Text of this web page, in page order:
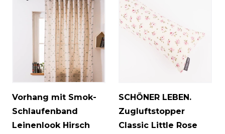
Vorhang mit Smok-
Schlaufenband
Leinenlook Hirsch
SCHÖNER LEBEN.
Zugluftstopper
Classic Little Rose